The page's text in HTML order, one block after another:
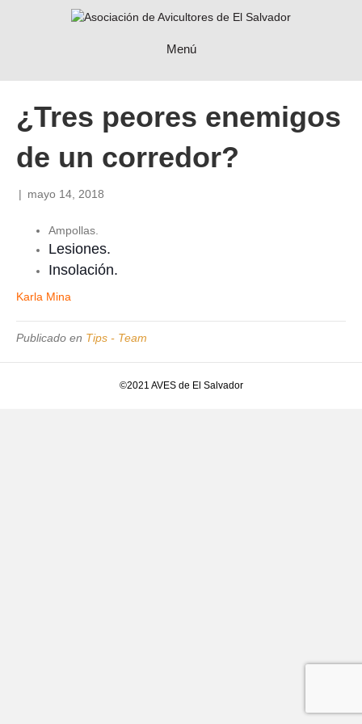
Menú
¿Tres peores enemigos
de un corredor?
| mayo 14, 2018
Ampollas.
Lesiones.
Insolación.
Karla Mina
Publicado en Tips - Team
©2021 AVES de El Salvador